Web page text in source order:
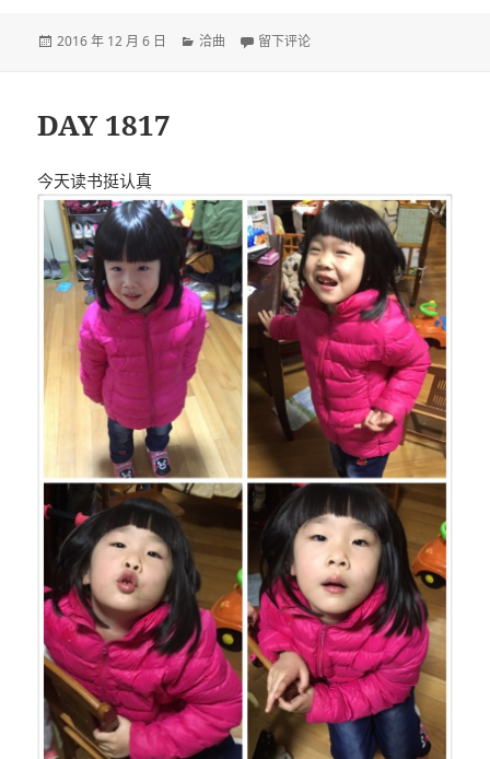
发
2016 年 12 月 6 日
分
洽曲 于DAY 1818
留下评论
DAY 1817
今天读书挺认真